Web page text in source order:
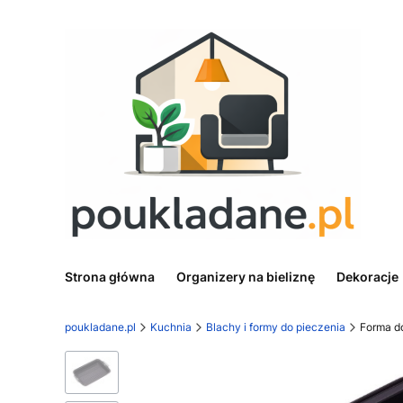
Strona główna Organizery na bieliznę Dekoracje
poukladane.pl Kuchnia Blachy i formy do pieczenia Forma